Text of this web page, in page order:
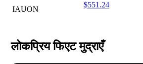
IAUON
$551.24
लोकप्रिय फिएट मुद्राएँ